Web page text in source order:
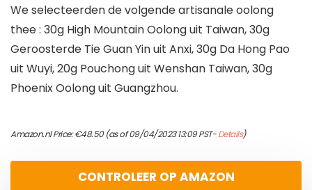
We selecteerden de volgende artisanale oolong
thee : 30g High Mountain Oolong uit Taiwan, 30g
Geroosterde Tie Guan Yin uit Anxi, 30g Da Hong Pao
uit Wuyi, 20g Pouchong uit Wenshan Taiwan, 30g
Phoenix Oolong uit Guangzhou.
Amazon.nl Price:€48.50(as of 09/04/2023 13:09 PST-Details)
CONTROLEER OP AMAZON